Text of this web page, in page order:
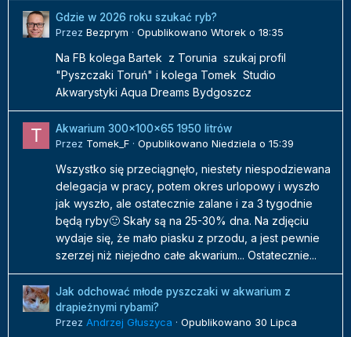
Gdzie w 2026 roku szukać ryb?
Przez Bezprym · Opublikowano Wtorek o 18:35
Na FB kolega Bartek z Torunia szukaj profil
"Pyszczaki Toruń" i kolega Tomek Studio
Akwarystyki Aqua Dreams Bydgoszcz
Akwarium 300x100x65 1950 litrów
Przez Tomek_F · Opublikowano Niedziela o 15:39
Wszystko się przeciągnęło, niestety niespodziewana
delegacja w pracy, potem okres urlopowy i wyszło
jak wyszło, ale ostatecznie zalane i za 3 tygodnie
będą ryby🙂 Skały są na 25-30% dna. Na zdjęciu
wydaje się, że mało piasku z przodu, a jest pewnie
szerzej niż niejedno całe akwarium... Ostatecznie...
Jak odchować młode pyszczaki w akwarium z
drapieżnymi rybami?
Przez Andrzej Głuszyca · Opublikowano 30 Lipca